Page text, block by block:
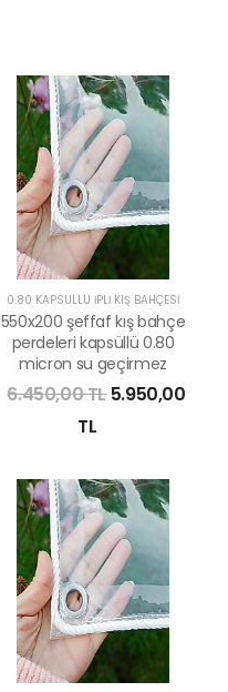
0.80 KAPSÜLLÜ İPLİ KIŞ BAHÇESİ
550x200 şeffaf kış bahçe
perdeleri kapsüllü 0.80
micron su geçirmez
6.450,00 TL 5.950,00
TL